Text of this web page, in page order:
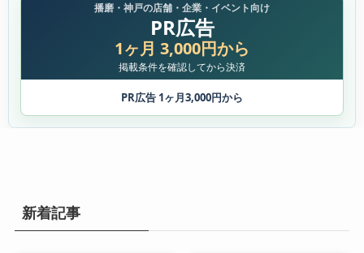
播磨・神戸の店舗・企業・イベント向け
PR広告
1ヶ月 3,000円から
掲載条件を確認してから決済
PR広告 1ヶ月3,000円から
新着記事